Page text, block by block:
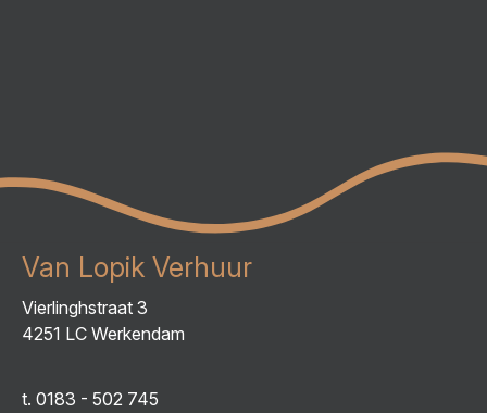
Van Lopik Verhuur
Vierlinghstraat 3
4251 LC Werkendam
t. 0183 - 502 745